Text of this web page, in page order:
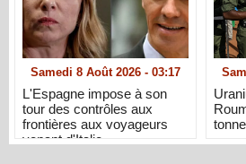
Samedi 8 Août 2026 - 03:17
L'Espagne impose à son
tour des contrôles aux
frontières aux voyageurs
venant d'Italie